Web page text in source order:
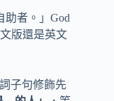
助者。」God
版還是英文
子句修飾先